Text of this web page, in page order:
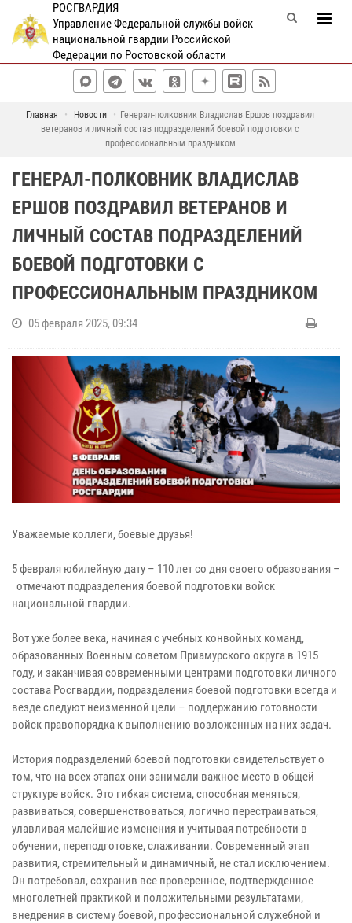
РОСГВАРДИЯ
Управление Федеральной службы войск
национальной гвардии Российской
Федерации по Ростовской области
Главная Новости
Генерал-полковник Владислав Ершов поздравил
ветеранов и личный состав подразделений боевой подготовки с
профессиональным праздником
ГЕНЕРАЛ-ПОЛКОВНИК ВЛАДИСЛАВ
ЕРШОВ ПОЗДРАВИЛ ВЕТЕРАНОВ И
ЛИЧНЫЙ СОСТАВ ПОДРАЗДЕЛЕНИЙ
БОЕВОЙ ПОДГОТОВКИ С
ПРОФЕССИОНАЛЬНЫМ ПРАЗДНИКОМ
05 февраля 2025, 09:34
Уважаемые коллеги, боевые друзья!
5 февраля юбилейную дату – 110 лет со дня своего образования –
отмечают подразделения боевой подготовки войск
национальной гвардии.
Вот уже более века, начиная с учебных конвойных команд,
образованных Военным советом Приамурского округа в 1915
году, и заканчивая современными центрами подготовки личного
состава Росгвардии, подразделения боевой подготовки всегда и
везде следуют неизменной цели – поддержанию готовности
войск правопорядка к выполнению возложенных на них задач.
История подразделений боевой подготовки свидетельствует о
том, что на всех этапах они занимали важное место в общей
структуре войск. Это гибкая система, способная меняться,
развиваться, совершенствоваться, логично перестраиваться,
улавливая малейшие изменения и учитывая потребности в
обучении, переподготовке, слаживании. Современный этап
развития, стремительный и динамичный, не стал исключением.
Он потребовал, сохранив все проверенное, подтвержденное
многолетней практикой и положительными результатами,
внедрения в систему боевой, профессиональной служебной и